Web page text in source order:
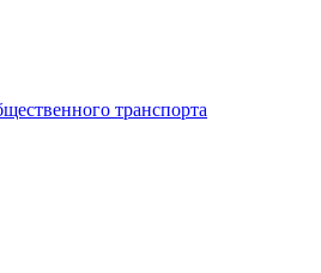
транспорта